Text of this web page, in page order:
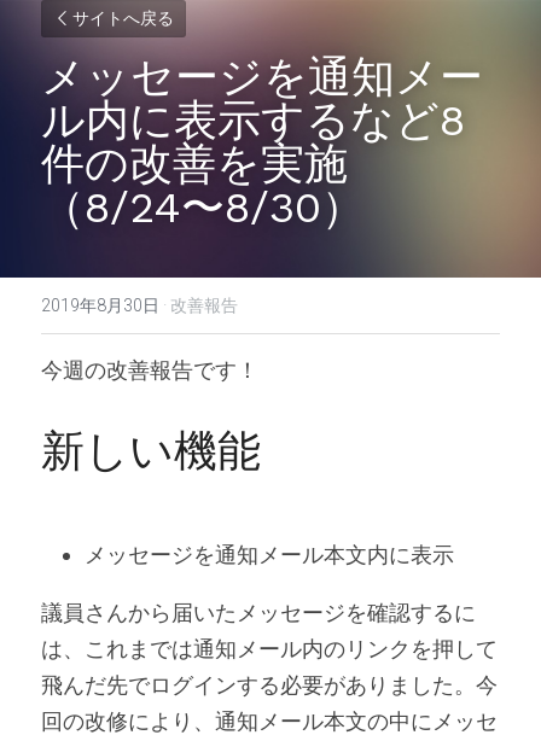
サイトへ戻る
メッセージを通知メー
ル内に表示するなど8
件の改善を実施
（8/24〜8/30）
2019年8月30日 · 改善報告
今週の改善報告です！
新しい機能
メッセージを通知メール本文内に表示
議員さんから届いたメッセージを確認するに
は、これまでは通知メール内のリンクを押して
飛んだ先でログインする必要がありました。今
回の改修により、通知メール本文の中にメッセ